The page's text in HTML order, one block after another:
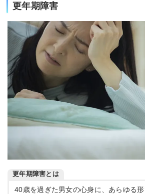
更年期障害
更年期障害とは
40歳を過ぎた男女の心身に、あらゆる